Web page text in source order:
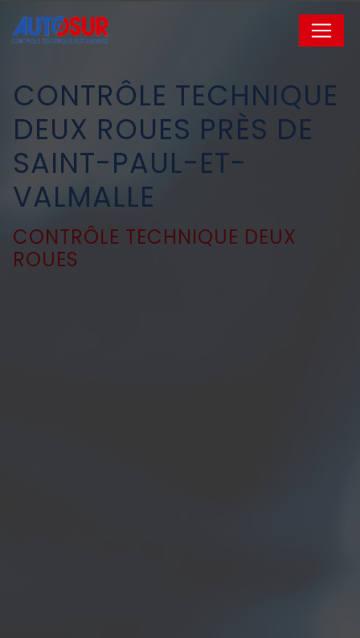
CONTRÔLE TECHNIQUE
DEUX ROUES PRÈS DE
SAINT-PAUL-ET-
VALMALLE
CONTRÔLE TECHNIQUE DEUX
ROUES